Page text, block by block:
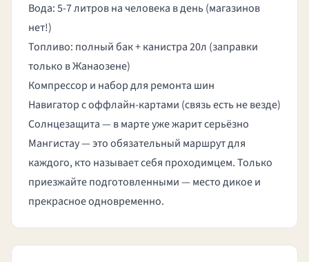
Вода: 5-7 литров на человека в день (магазинов
нет!)
Топливо: полный бак + канистра 20л (заправки
только в Жанаозене)
Компрессор и набор для ремонта шин
Навигатор с оффлайн-картами (связь есть не везде)
Солнцезащита — в марте уже жарит серьёзно
Мангистау — это обязательный маршрут для
каждого, кто называет себя проходимцем. Только
приезжайте подготовленными — место дикое и
прекрасное одновременно.